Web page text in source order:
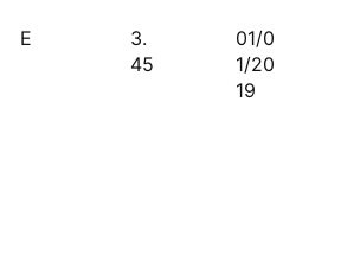
E
3.
45
01/0
1/20
19